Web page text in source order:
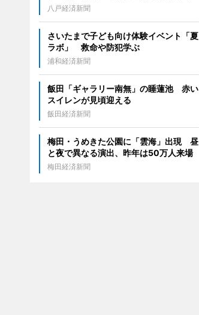
八戸経済新聞
さいたまで子ども向け体験イベント「夏
ラボ」 救命や防犯学ぶ
浦和経済新聞
飯田「ギャラリー南無」の睡蓮池 赤い
スイレンが見頃迎える
飯田経済新聞
梅田・うめきた公園に「雲海」出現 昼
と夜で異なる演出、昨年は50万人来場
梅田経済新聞